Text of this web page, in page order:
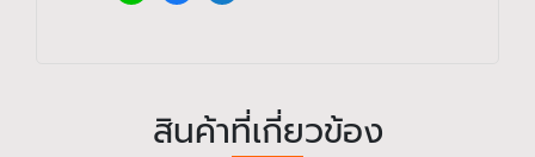
สินค้าที่เกี่ยวข้อง